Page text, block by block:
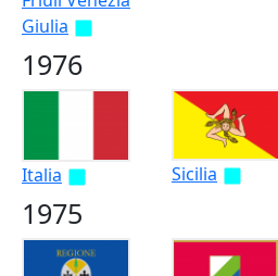
Giulia
1976
Italia Sicilia
1975